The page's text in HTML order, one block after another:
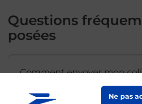
Ne pas
Questions
posées
Comment envoyer mon